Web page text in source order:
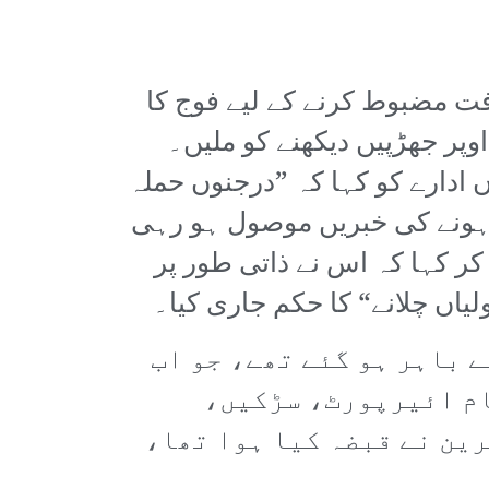
مضبوط کرنے کے لیے فوج کا
جھڑپیں دیکھنے کو ملیں۔
کو کہا کہ ”درجنوں حملہ
ہونے کی خبریں موصول ہو رہی
کہا کہ اس نے ذاتی طور پر
چلانے“ کا حکم جاری کیا۔
باہر ہو گئے تھے، جو اب
ائیرپورٹ، سڑکیں،
نے قبضہ کیا ہوا تھا،